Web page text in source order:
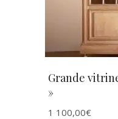
Grande
»
1 100,00€